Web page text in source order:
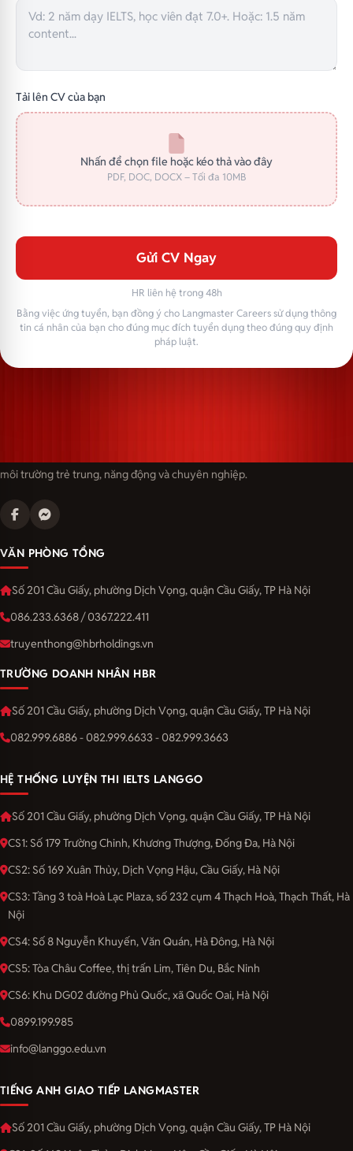
Tải lên CV của bạn
Nhấn để chọn file hoặc kéo thả vào đây
PDF, DOC, DOCX – Tối đa 10MB
Gửi CV Ngay
HR liên hệ trong 48h
Bằng việc ứng tuyển, bạn đồng ý cho Langmaster Careers sử dụng thông
tin cá nhân của bạn cho đúng mục đích tuyển dụng theo đúng quy định
pháp luật.
môi trường trẻ trung, năng động và chuyên nghiệp.
VĂN PHÒNG TỔNG
Số 201 Cầu Giấy, phường Dịch Vọng, quận Cầu Giấy, TP Hà Nội
086.233.6368 / 0367.222.411
truyenthong@hbrholdings.vn
TRƯỜNG DOANH NHÂN HBR
Số 201 Cầu Giấy, phường Dịch Vọng, quận Cầu Giấy, TP Hà Nội
082.999.6886 - 082.999.6633 - 082.999.3663
HỆ THỐNG LUYỆN THI IELTS LANGGO
Số 201 Cầu Giấy, phường Dịch Vọng, quận Cầu Giấy, TP Hà Nội
CS1: Số 179 Trường Chinh, Khương Thượng, Đống Đa, Hà Nội
CS2: Số 169 Xuân Thủy, Dịch Vọng Hậu, Cầu Giấy, Hà Nội
CS3: Tầng 3 toà Hoà Lạc Plaza, số 232 cụm 4 Thạch Hoà, Thạch Thất, Hà
Nội
CS4: Số 8 Nguyễn Khuyến, Văn Quán, Hà Đông, Hà Nội
CS5: Tòa Châu Coffee, thị trấn Lim, Tiên Du, Bắc Ninh
CS6: Khu DG02 đường Phủ Quốc, xã Quốc Oai, Hà Nội
0899.199.985
info@langgo.edu.vn
TIẾNG ANH GIAO TIẾP LANGMASTER
Số 201 Cầu Giấy, phường Dịch Vọng, quận Cầu Giấy, TP Hà Nội